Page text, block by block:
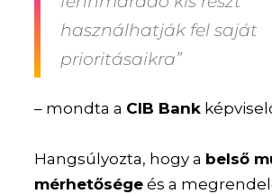
használhatják fel saját
prioritásaikra”
– mondta a CIB Bank
Hangsúlyozta, hogy a belső
mérhetősége és a